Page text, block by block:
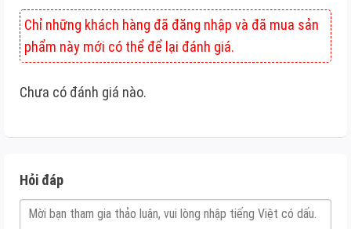
Chỉ những khách hàng đã đăng nhập và đã mua sản
phẩm này mới có thể để lại đánh giá.
Chưa có đánh giá nào.
Hỏi đáp